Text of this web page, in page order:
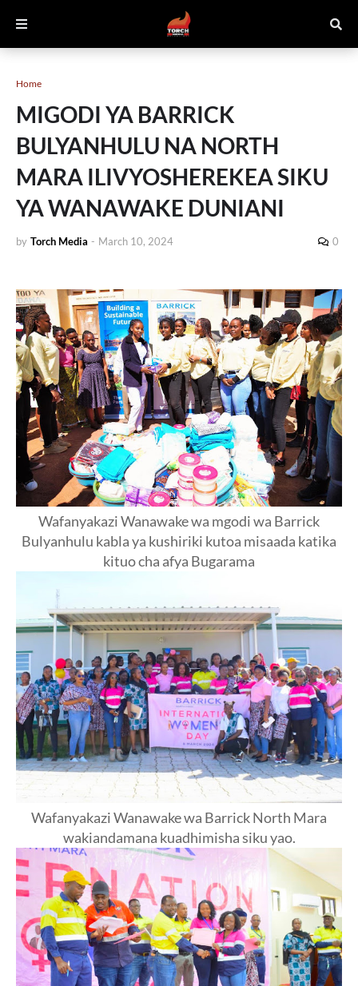
Home
MIGODI YA BARRICK
BULYANHULU NA NORTH
MARA ILIVYOSHEREKEA SIKU
YA WANAWAKE DUNIANI
by Torch Media - March 10, 2024 0
Wafanyakazi Wanawake wa mgodi wa Barrick
Bulyanhulu kabla ya kushiriki kutoa misaada katika
kituo cha afya Bugarama
Wafanyakazi Wanawake wa Barrick North Mara
wakiandamana kuadhimisha siku yao.